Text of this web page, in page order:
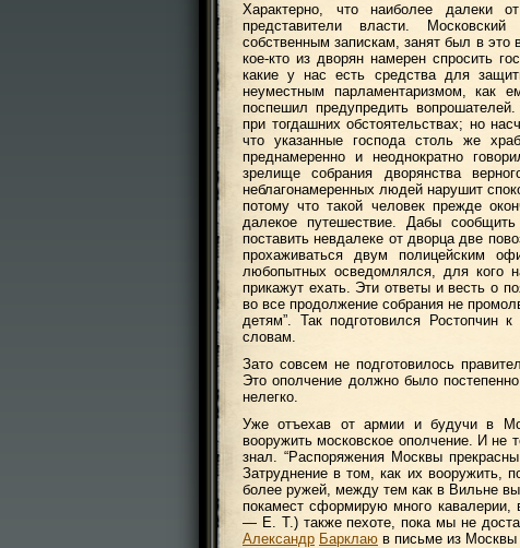
Характерно, что наиболее далеки
представители власти.
собственным запискам, занят был в
кое-кто из дворян намерен спросить
какие у нас есть средства для
неуместным парламентаризмом, как
поспешил предупредить
при тогдашних обстоятельствах; но
что указанные господа столь же
преднамеренно и неоднократно
зрелище собрания дворянства
неблагонамеренных людей нарушит
потому что такой человек прежде
далекое путешествие. Дабы
поставить невдалеке от дворца две
прохаживаться двум полицейским
любопытных осведомлялся, для кого
прикажут ехать. Эти ответы и весть о
во все продолжение собрания не
детям”. Так подготовился Ростопчин
словам.
Зато совсем не подготовилось
Это ополчение должно было
нелегко.
Уже отъехав от армии и будучи в
вооружить московское ополчение. И не
знал. “Распоряжения Москвы
Затруднение в том, как их вооружить,
более ружей, между тем как в Вильне
покамест сформирую много кавалерии,
— Е. Т.) также пехоте, пока мы не
Александр Барклаю в письме из